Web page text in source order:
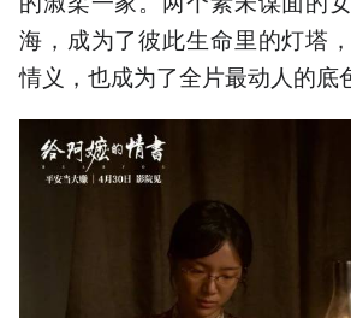
海，成为了彼此生命里的灯塔
情义，也成为了全片最动人的底